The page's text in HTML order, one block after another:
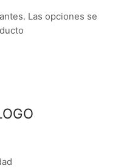
Las opciones se